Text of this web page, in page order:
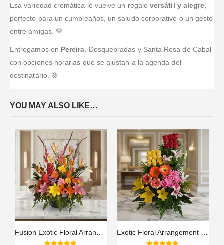
Esa variedad cromática lo vuelve un regaloversátil y alegre
perfecto para un cumpleaños, un saludo corporativo o un gesto
entre amigas. 💛
Entregamos en Pereira , Dosquebradas y Santa Rosa de Cabal
con opciones horarias que se ajustan a la agenda del
destinatario. 🌸
YOU MAY ALSO LIKE…